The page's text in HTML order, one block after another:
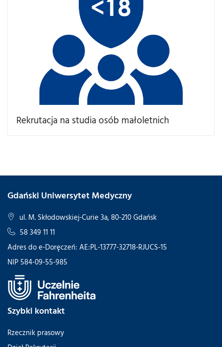
Rekrutacja na studia osób małoletnich
Gdański Uniwersytet Medyczny
ul. M. Skłodowskiej-Curie 3a, 80-210 Gdańsk
58 349 11 11
Adres do e-Doręczeń: AE:PL-13777-32718-RJUCS-15
NIP 584-09-55-985
Szybki kontakt
Rzecznik prasowy